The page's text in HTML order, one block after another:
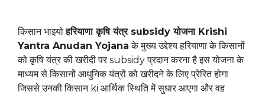
किसान भाइयोहरियाणा कृषि यंत्र subsidy योजना Krishi
Yantra Anudan Yojana के मुख्य उद्देश्य हरियाणा के किसानों
को कृषि यंत्र की खरीदी पर subsidy प्रदान करना है इस योजना के
माध्यम से किसानों आधुनिक यंत्रों को खरीदने के लिए प्रेरित होगा
जिससे उनकी किसान ki आर्थिक स्थिति में सुधार आएगा और वह